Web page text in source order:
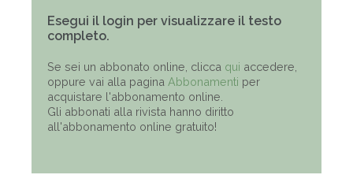
Esegui il login per visualizzare il testo
completo.
Se sei un abbonato online, clicca qui accedere,
oppure vai alla pagina Abbonamenti per
acquistare l'abbonamento online.
Gli abbonati alla rivista hanno diritto
all'abbonamento online gratuito!